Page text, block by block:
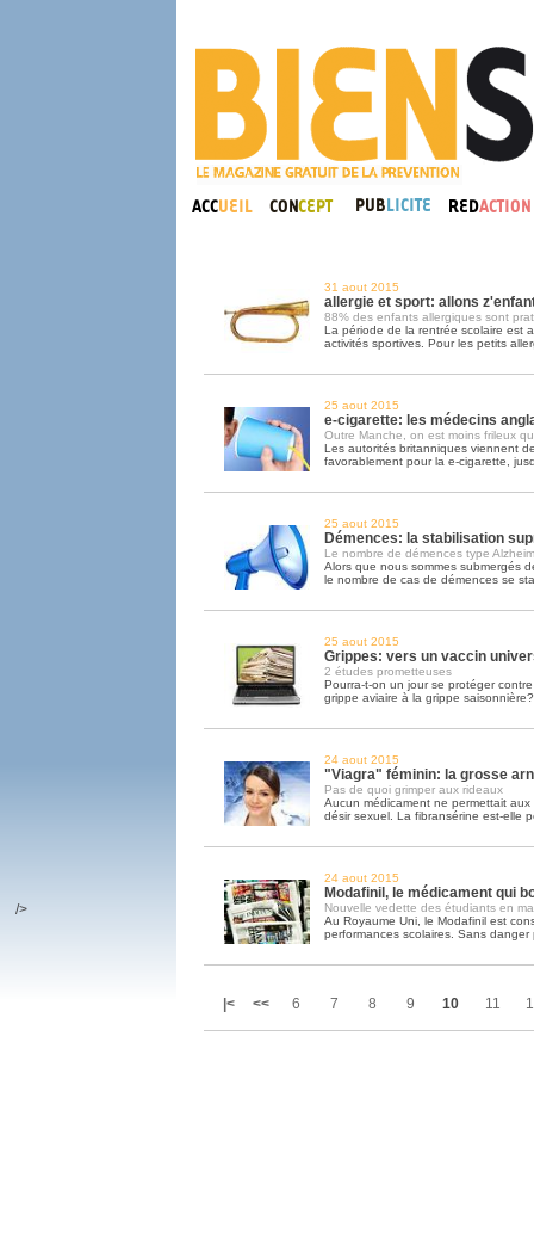
31 aout 2015
allergie et sport: allons
88% des enfants allergiques sont
La période de la rentrée scolaire est
activités sportives. Pour les petits
25 aout 2015
e-cigarette: les médecins
Outre Manche, on est moins frileux
Les autorités britanniques viennent
favorablement pour la e-cigarette,
25 aout 2015
Démences: la stabilisation
Le nombre de démences type
Alors que nous sommes submergés
le nombre de cas de démences se
25 aout 2015
Grippes: vers un vaccin
2 études prometteuses
Pourra-t-on un jour se protéger
grippe aviaire à la grippe
24 aout 2015
"Viagra" féminin: la grosse
Pas de quoi grimper aux rideaux
Aucun médicament ne permettait
désir sexuel. La fibransérine est-elle
24 aout 2015
Modafinil, le médicament qui
Nouvelle vedette des étudiants en
Au Royaume Uni, le Modafinil est
performances scolaires. Sans danger
|< << 6 7 8 9 10 11
/>